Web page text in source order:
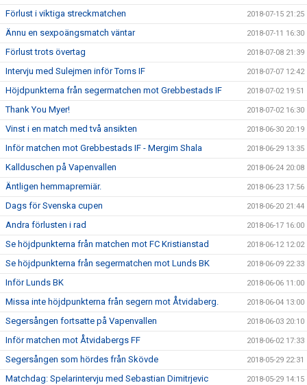
Förlust i viktiga streckmatchen 2018-07-15 21:25
Ännu en sexpoängsmatch väntar 2018-07-11 16:30
Förlust trots övertag 2018-07-08 21:39
Intervju med Sulejmen inför Torns IF 2018-07-07 12:42
Höjdpunkterna från segermatchen mot Grebbestads IF 2018-07-02 19:51
Thank You Myer! 2018-07-02 16:30
Vinst i en match med två ansikten 2018-06-30 20:19
Inför matchen mot Grebbestads IF - Mergim Shala 2018-06-29 13:35
Kallduschen på Vapenvallen 2018-06-24 20:08
Äntligen hemmapremiär. 2018-06-23 17:56
Dags för Svenska cupen 2018-06-20 21:44
Andra förlusten i rad 2018-06-17 16:00
Se höjdpunkterna från matchen mot FC Kristianstad 2018-06-12 12:02
Se höjdpunkterna från segermatchen mot Lunds BK 2018-06-09 22:33
Inför Lunds BK 2018-06-06 11:00
Missa inte höjdpunkterna från segern mot Åtvidaberg. 2018-06-04 13:00
Segersången fortsatte på Vapenvallen 2018-06-03 20:10
Inför matchen mot Åtvidabergs FF 2018-06-02 17:33
Segersången som hördes från Skövde 2018-05-29 22:31
Matchdag: Spelarintervju med Sebastian Dimitrjevic 2018-05-29 14:15